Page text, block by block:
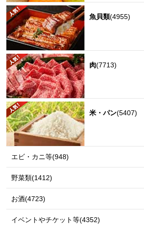
魚貝類(4955)
肉(7713)
米・パン(5407)
エビ・カニ等(948)
野菜類(1412)
お酒(4723)
イベントやチケット等(4352)